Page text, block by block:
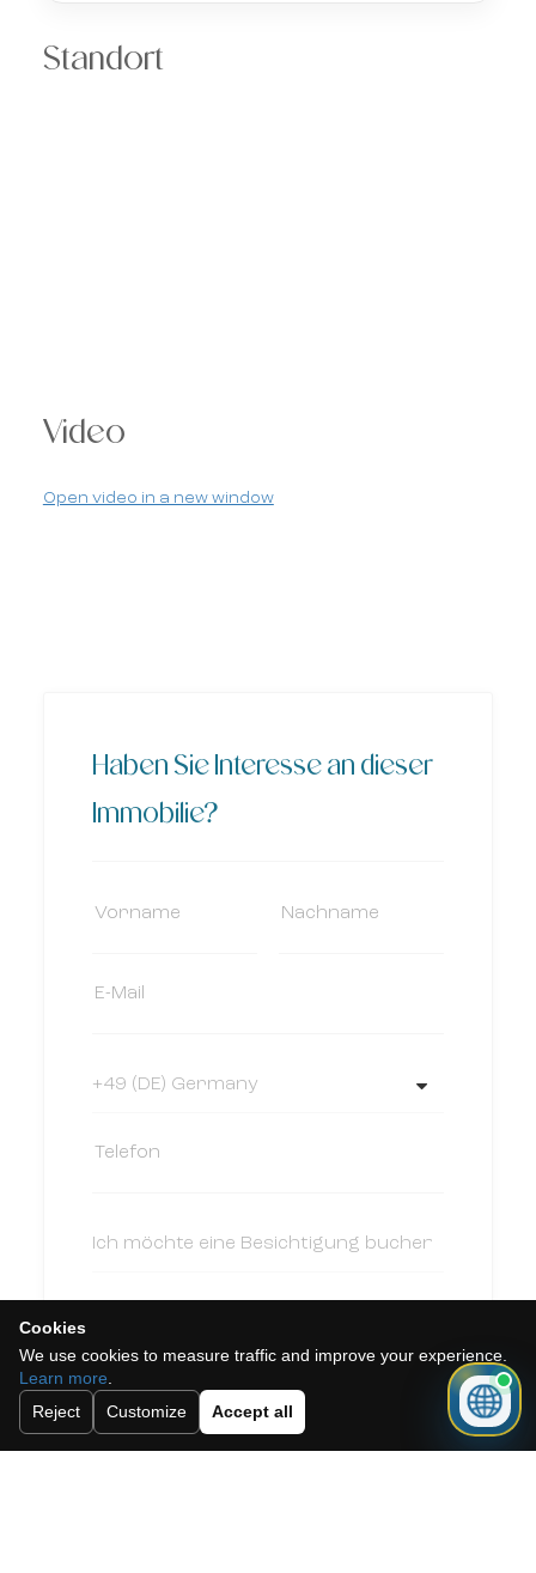
Standort
Video
Open video in a new window
Haben Sie Interesse an dieser
Immobilie?
Cookies
We use cookies to measure traffic and improve your experience.
Learn more
Reject
Customize Accept all